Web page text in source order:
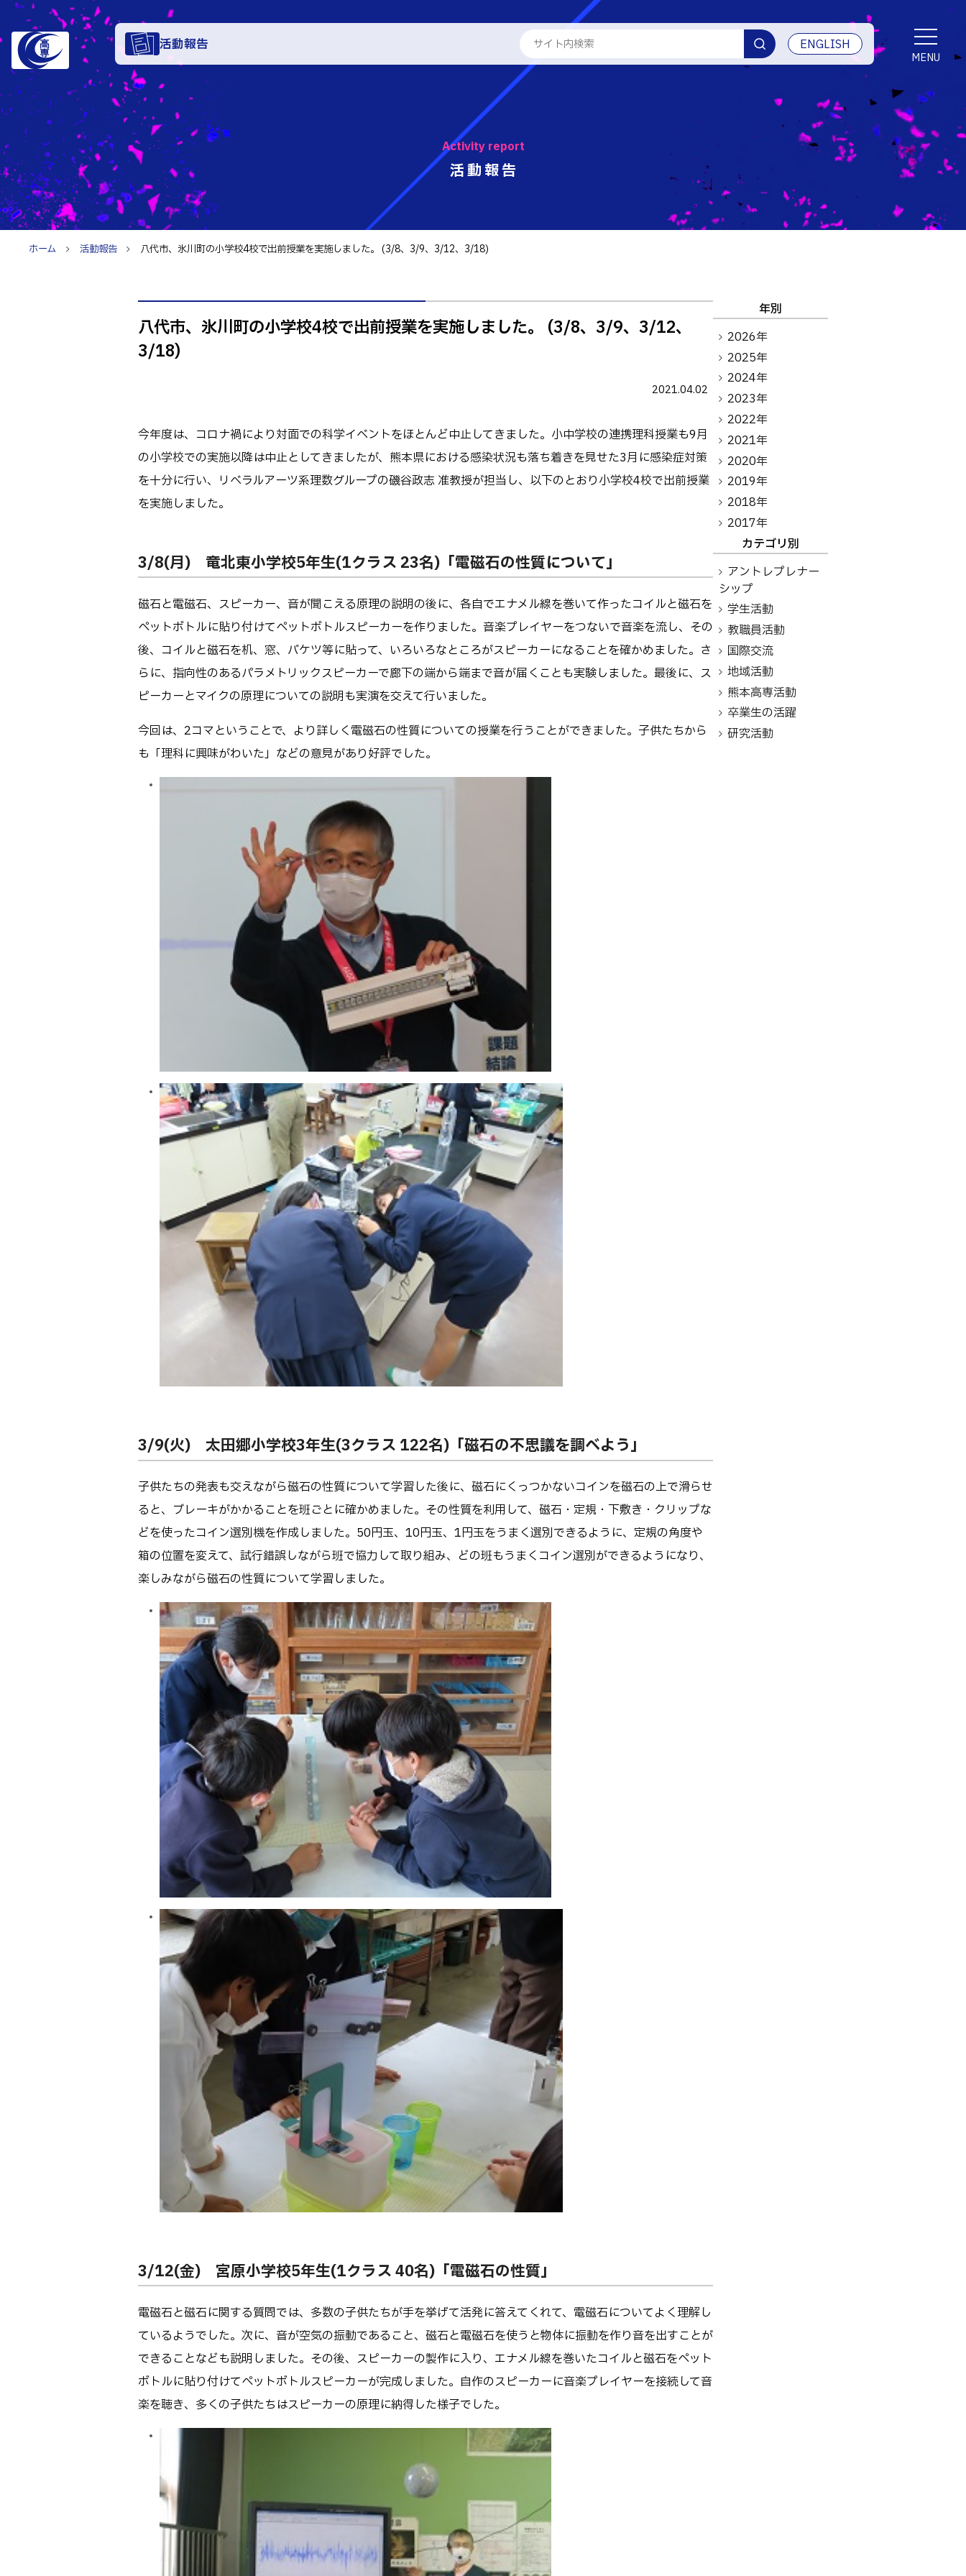
活動報告 ENGLISH
活動報告
Activity report
ホーム 活動報告 八代市、氷川町の小学校4校で出前授業を実施しました。 (3/8、3/9、3/12、3/18)
八代市、氷川町の小学校4校で出前授業を実施しました。 (3/8、3/9、3/12、
3/18)
2021.04.02
今年度は、コロナ禍により対面での科学イベントをほとんど中止してきました。小中学校の連携理科授業も9月
の小学校での実施以降は中止としてきましたが、熊本県における感染状況も落ち着きを見せた3月に感染症対策
を十分に行い、リベラルアーツ系理数グループの磯谷政志 准教授が担当し、以下のとおり小学校4校で出前授業
を実施しました。
3/8(月) 竜北東小学校5年生(1クラス 23名)「電磁石の性質について」
磁石と電磁石、スピーカー、音が聞こえる原理の説明の後に、各自でエナメル線を巻いて作ったコイルと磁石を
ペットボトルに貼り付けてペットボトルスピーカーを作りました。音楽プレイヤーをつないで音楽を流し、その
後、コイルと磁石を机、窓、バケツ等に貼って、いろいろなところがスピーカーになることを確かめました。さ
らに、指向性のあるパラメトリックスピーカーで廊下の端から端まで音が届くことも実験しました。最後に、ス
ピーカーとマイクの原理についての説明も実演を交えて行いました。
今回は、2コマということで、より詳しく電磁石の性質についての授業を行うことができました。子供たちから
も「理科に興味がわいた」などの意見があり好評でした。
3/9(火) 太田郷小学校3年生(3クラス 122名)「磁石の不思議を調べよう」
子供たちの発表も交えながら磁石の性質について学習した後に、磁石にくっつかないコインを磁石の上で滑らせ
ると、ブレーキがかかることを班ごとに確かめました。その性質を利用して、磁石・定規・下敷き・クリップな
どを使ったコイン選別機を作成しました。50円玉、10円玉、1円玉をうまく選別できるように、定規の角度や
箱の位置を変えて、試行錯誤しながら班で協力して取り組み、どの班もうまくコイン選別ができるようになり、
楽しみながら磁石の性質について学習しました。
3/12(金) 宮原小学校5年生(1クラス 40名)「電磁石の性質」
電磁石と磁石に関する質問では、多数の子供たちが手を挙げて活発に答えてくれて、電磁石についてよく理解し
ているようでした。次に、音が空気の振動であること、磁石と電磁石を使うと物体に振動を作り音を出すことが
できることなども説明しました。その後、スピーカーの製作に入り、エナメル線を巻いたコイルと磁石をペット
ボトルに貼り付けてペットボトルスピーカーが完成しました。自作のスピーカーに音楽プレイヤーを接続して音
楽を聴き、多くの子供たちはスピーカーの原理に納得した様子でした。
年別
2026年
2025年
2024年
2023年
2022年
2021年
2020年
2019年
2018年
2017年
カテゴリ別
アントレプレナー
シップ
学生活動
教職員活動
国際交流
地域活動
熊本高専活動
卒業生の活躍
研究活動
MENU
情報工学科
建築社会デザイン工学科
生物化学システム工学科
生産システム工学専攻
入試速報
パンフレット・紹介動画
Webオープンキャンパス
熊本高専が運用するWebサイト・
SNS・動画チャネル等
イベント
学校概要
教員紹介
産学官連携・地域連携
国際交流 受賞等
キャリア関係 情報セキュリティ
図書館 アントレプレナーシップ
その他
お問い合わせ
在校生・保護者の方へ 卒業生の方へ